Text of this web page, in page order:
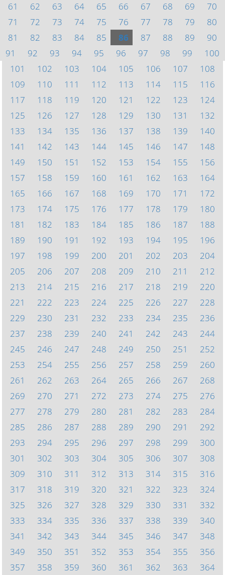
61
62 63 64 65 66 67 68 69
70
71
72 73 74 75 76 77 78 79
80
81
82 83 84 85 86 87 88 89
90
91
92 93 94 95 96 97 98 99
100
101
102 103 104 105 106 107
108
109
110 111 112 113 114 115
116
117
118 119 120 121 122 123
124
125
126 127 128 129 130 131
132
133
134 135 136 137 138 139
140
141
142 143 144 145 146 147
148
149
150 151 152 153 154 155
156
157
158 159 160 161 162 163
164
165
166 167 168 169 170 171
172
173
174 175 176 177 178 179
180
181
182 183 184 185 186 187
188
189
190 191 192 193 194 195
196
197
198 199 200 201 202 203
204
205
206 207 208 209 210 211
212
213
214 215 216 217 218 219
220
221
222 223 224 225 226 227
228
229
230 231 232 233 234 235
236
237
238 239 240 241 242 243
244
245
246 247 248 249 250 251
252
253
254 255 256 257 258 259
260
261
262 263 264 265 266 267
268
269
270 271 272 273 274 275
276
277
278 279 280 281 282 283
284
285
286 287 288 289 290 291
292
293
294 295 296 297 298 299
300
301
302 303 304 305 306 307
308
309
310 311 312 313 314 315
316
317
318 319 320 321 322 323
324
325
326 327 328 329 330 331
332
333
334 335 336 337 338 339
340
341
342 343 344 345 346 347
348
349
350 351 352 353 354 355
356
357
358 359 360 361 362 363 364